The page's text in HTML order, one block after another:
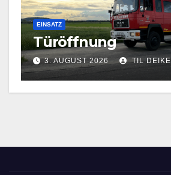
EINSATZ
Türöffnung
3. AUGUST 2026 TIL DEIKE